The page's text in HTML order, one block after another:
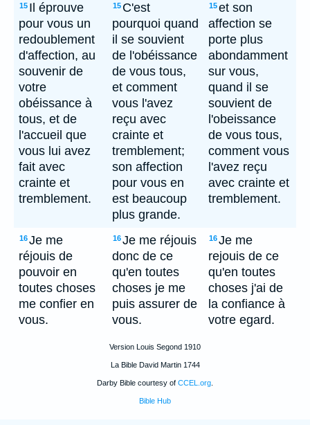
15 Il éprouve
pour vous un
redoublement
d'affection, au
souvenir de
votre
obéissance à
tous, et de
l'accueil que
vous lui avez
fait avec
crainte et
tremblement.
15 C'est
pourquoi quand
il se souvient
de l'obéissance
de vous tous,
et comment
vous l'avez
reçu avec
crainte et
tremblement;
son affection
pour vous en
est beaucoup
plus grande.
15et son
affection se
porte plus
abondamment
sur vous,
quand il se
souvient de
l'obeissance
de vous tous,
comment vous
l'avez reçu
avec crainte et
tremblement.
16Je me
réjouis de
pouvoir en
toutes choses
me confier en
vous.
16Je me réjouis
donc de ce
qu'en toutes
choses je me
puis assurer de
vous.
16Je me
rejouis de ce
qu'en toutes
choses j'ai de
la confiance à
votre egard.
Version Louis Segond 1910
La Bible David Martin 1744
Darby Bible courtesy of CCEL.org
Bible Hub